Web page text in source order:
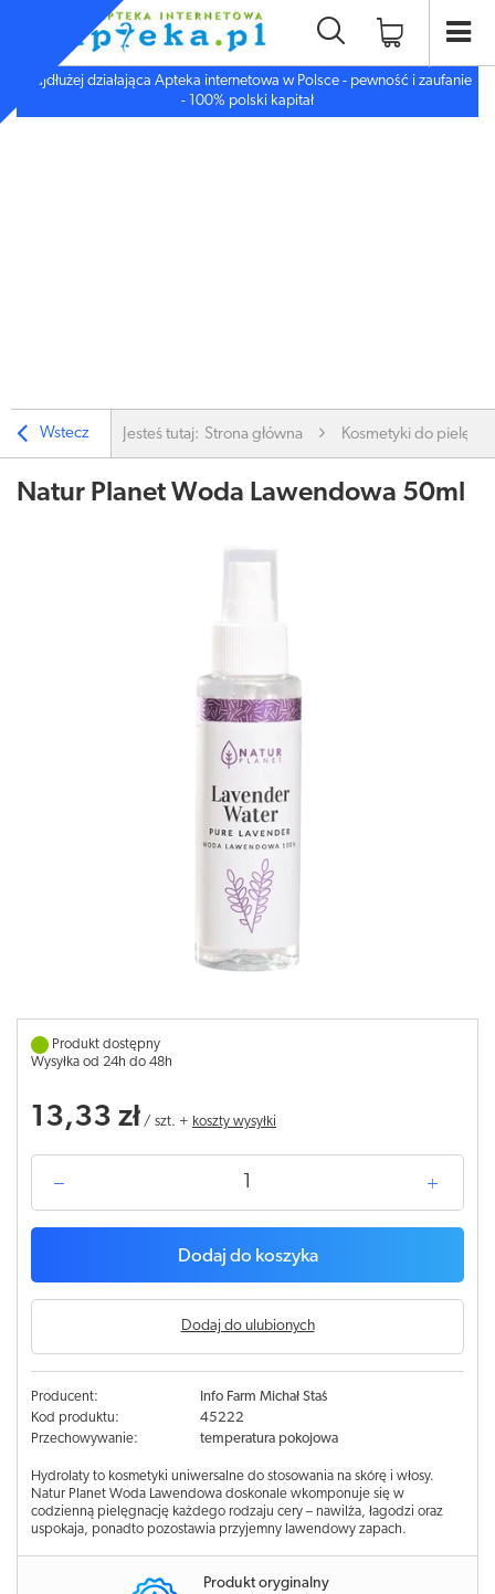
Najdłużej działająca Apteka internetowa w Polsce - pewność i zaufanie
- 100% polski kapitał
Wstecz Jesteś tutaj: Strona główna Kosmetyki do
Natur Planet Woda Lawendowa 50ml
Produkt dostępny
Wysyłka od 24h do 48h
13,33 zł / szt. + koszty wysyłki
Dodaj do koszyka
Dodaj do ulubionych
Producent:
Info Farm Michał Staś
Kod produktu:
45222
Przechowywanie:
temperatura pokojowa
Hydrolaty to kosmetyki uniwersalne do stosowania na skórę i włosy.
Natur Planet Woda Lawendowa doskonale wkomponuje się w
codzienną pielęgnację każdego rodzaju cery – nawilża, łagodzi oraz
uspokaja, ponadto pozostawia przyjemny lawendowy zapach.
Produkt oryginalny